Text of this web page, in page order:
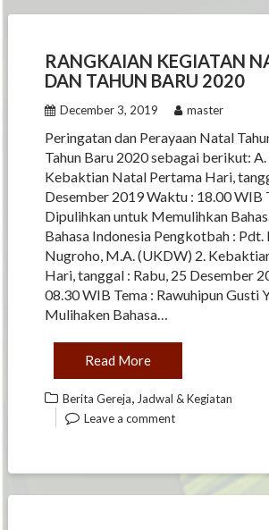
RANGKAIAN KEGIATAN
DAN TAHUN BARU 2020
December 3, 2019 master
Peringatan dan Perayaan Natal
Tahun Baru 2020 sebagai berikut: A.
Kebaktian Natal Pertama Hari,
Desember 2019 Waktu : 18.00 WIB
Dipulihkan untuk Memulihkan
Bahasa Indonesia Pengkotbah : Pdt.
Nugroho, M.A. (UKDW) 2.
Hari, tanggal : Rabu, 25 Desember
08.30 WIB Tema : Rawuhipun Gusti
Mulihaken Bahasa…
Read More
Berita Gereja, Jadwal & Kegiatan
Leave a comment